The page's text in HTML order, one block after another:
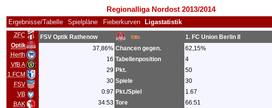
Regionalliga Nordost 2013/2014
Ergebnisse/Tabelle Spielpläne Fieberkurven Ligastatistik
ZFC
Optik
Herth
VfB A
1.FCM
FSV
VB
BAK
FSV Optik Rathenow
1. FC Union Berlin II
37,86% Chancen gegen.
62,15%
16 Tabellenposition
4
29 Pkt.
50
30 Spiele
30
0.97 Pkt./Spiel
1.67
34:53 Tore
66:51